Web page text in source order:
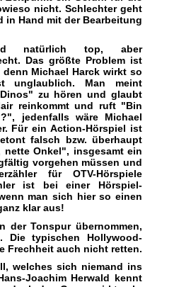
nicht. Schlechter geht
in Hand mit der Bearbeitung
natürlich top, aber
Das größte Problem ist
Michael Harck wirkt so
unglaublich. Man meint
zu hören und glaubt
reinkommt und ruft "Bin
jedenfalls wäre Michael
Für ein Action-Hörspiel ist
falsch bzw. überhaupt
Onkel", insgesamt ein
vorgehen müssen und
für OTV-Hörspiele
ist bei einer Hörspiel-
man sich hier so einen
klar aus!
der Tonspur übernommen,
typischen Hollywood-
Frechheit auch nicht retten.
welches sich niemand ins
Joachim Herwald kennt